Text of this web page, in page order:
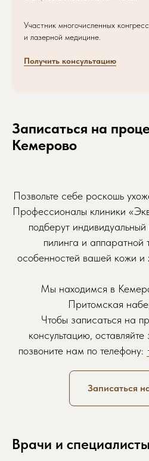
Участник многочисленных
и лазерной медицине.
Получить консультацию
Записаться на
Кемерово
Позвольте себе роскошь
Профессионалы клиники
подберут
пилинга и аппаратной
особенностей вашей кожи и
Мы находимся в
Притомская
Чтобы записаться на
консультацию,
позвоните нам по телефону:
Записаться
Врачи и специалисты
Желаемая дата приема
с вами и запишем вас в удобное
Обратите внимание: некоторые
специалисты могут иметь
количество свободных мест,
рекомендуем записываться
Записаться на приём